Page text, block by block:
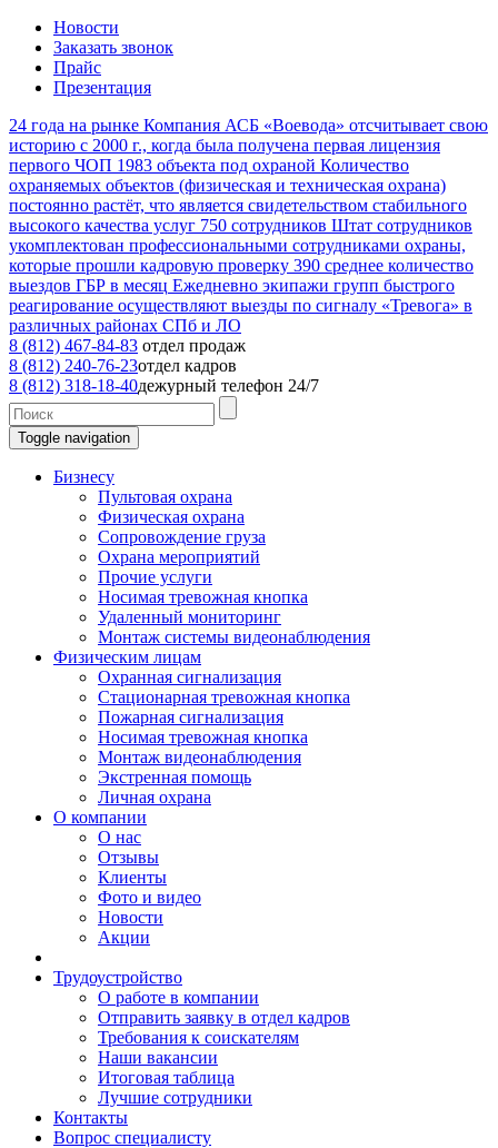
Новости
Заказать звонок
Прайс
Презентация
24 года на рынке Компания АСБ «Воевода» отсчитывает свою
историю с 2000 г., когда была получена первая лицензия
первого ЧОП 1983 объекта под охраной Количество
охраняемых объектов (физическая и техническая охрана)
постоянно растёт, что является свидетельством стабильного
высокого качества услуг 750 сотрудников Штат сотрудников
укомплектован профессиональными сотрудниками охраны,
которые прошли кадровую проверку 390 среднее количество
выездов ГБР в месяц Ежедневно экипажи групп быстрого
реагирование осуществляют выезды по сигналу «Тревога» в
различных районах СПб и ЛО
8 (812) 467-84-83 отдел продаж
8 (812) 240-76-23отдел кадров
8 (812) 318-18-40дежурный телефон 24/7
Toggle navigation
Бизнесу
Пультовая охрана
Физическая охрана
Сопровождение груза
Охрана мероприятий
Прочие услуги
Носимая тревожная кнопка
Удаленный мониторинг
Монтаж системы видеонаблюдения
Физическим лицам
Охранная сигнализация
Стационарная тревожная кнопка
Пожарная сигнализация
Носимая тревожная кнопка
Монтаж видеонаблюдения
Экстренная помощь
Личная охрана
О компании
О нас
Отзывы
Клиенты
Фото и видео
Новости
Акции
Трудоустройство
О работе в компании
Отправить заявку в отдел кадров
Требования к соискателям
Наши вакансии
Итоговая таблица
Лучшие сотрудники
Контакты
Вопрос специалисту